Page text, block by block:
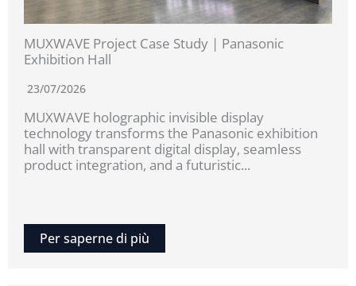
MUXWAVE Project Case Study | Panasonic
Exhibition Hall
23/07/2026
MUXWAVE holographic invisible display
technology transforms the Panasonic exhibition
hall with transparent digital display, seamless
product integration, and a futuristic...
Per saperne di più